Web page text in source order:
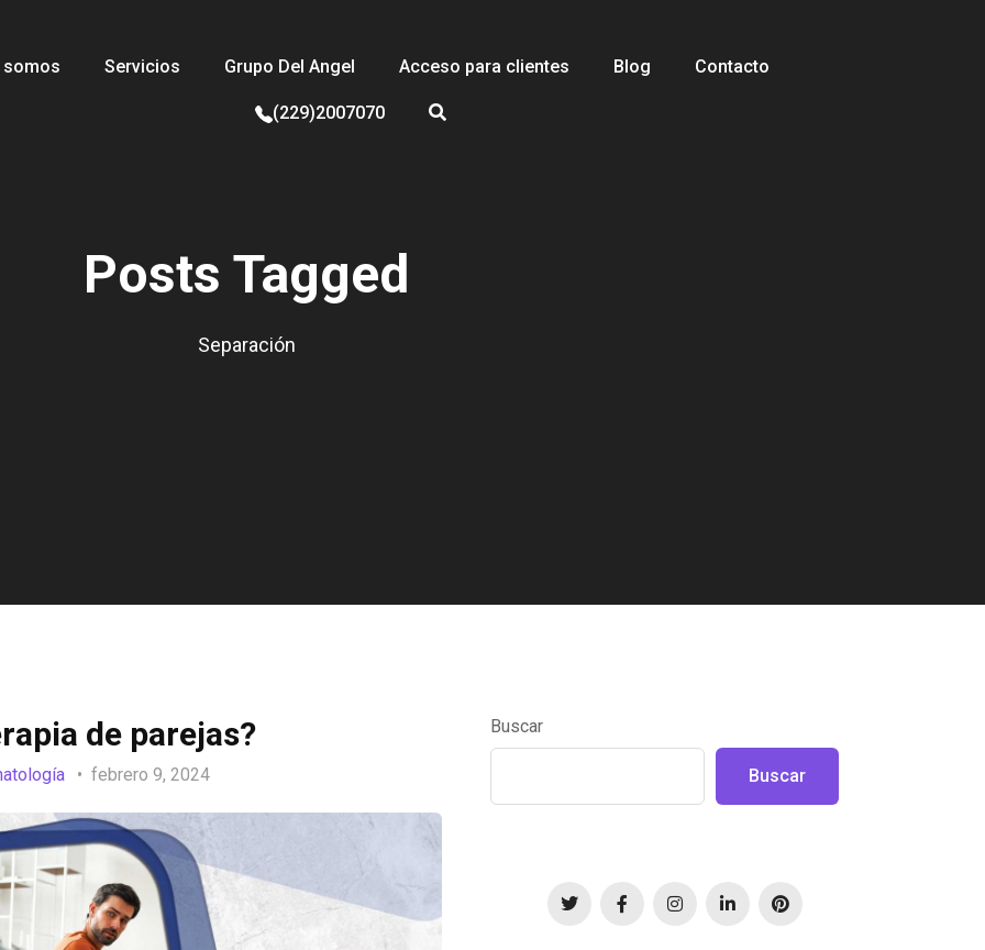
somos Servicios Grupo Del Angel Acceso para clientes Blog Contacto
(229)2007070
Posts Tagged
Separación
de parejas?
febrero 9, 2024
Buscar
Buscar